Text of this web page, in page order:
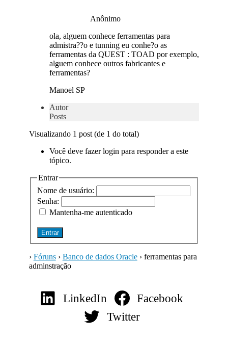
Anônimo
ola, alguem conhece ferramentas para
admistra??o e tunning eu conhe?o as
ferramentas da QUEST : TOAD por exemplo,
alguem conhece outros fabricantes e
ferramentas?
Manoel SP
Autor
Posts
Visualizando 1 post (de 1 do total)
Você deve fazer login para responder a este
tópico.
Entrar
Nome de usuário:
Senha:
Mantenha-me autenticado
Entrar
› Fóruns › Banco de dados Oracle › ferramentas para
adminstração
LinkedIn
Facebook
Twitter